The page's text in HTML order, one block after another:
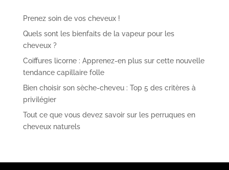
Prenez soin de vos cheveux !
Quels sont les bienfaits de la vapeur pour les
cheveux ?
Coiffures licorne : Apprenez-en plus sur cette nouvelle
tendance capillaire folle
Bien choisir son sèche-cheveu : Top 5 des critères à
privilégier
Tout ce que vous devez savoir sur les perruques en
cheveux naturels